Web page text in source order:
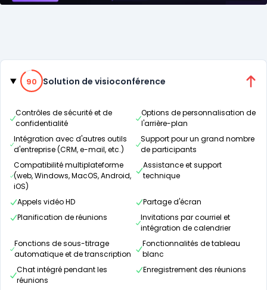
Catégories
90% de compatibilité
90 Solution de visioconférence
Contrôles de sécurité et de
confidentialité
Options de personnalisation de
l'arrière-plan
Intégration avec d'autres outils
d'entreprise (CRM, e-mail, etc.)
Support pour un grand nombre
de participants
Compatibilité multiplateforme
(web, Windows, MacOS, Android,
iOS)
Assistance et support
technique
Appels vidéo HD
Partage d'écran
Planification de réunions
Invitations par courriel et
intégration de calendrier
Fonctions de sous-titrage
automatique et de transcription
Fonctionnalités de tableau
blanc
Chat intégré pendant les
réunions
Enregistrement des réunions